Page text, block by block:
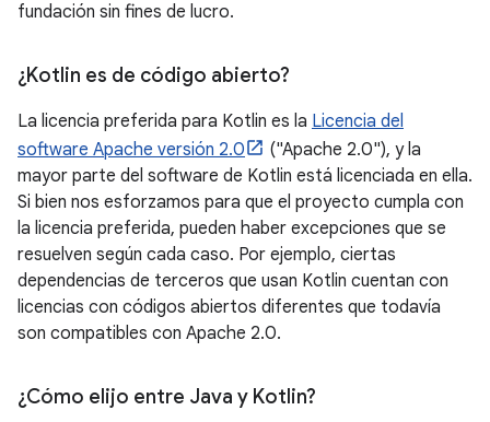
fundación sin fines de lucro.
¿Kotlin es de código abierto?
La licencia preferida para Kotlin es la Licencia del
software Apache versión 2.0
("Apache 2.0"), y la
mayor parte del software de Kotlin está licenciada en ella.
Si bien nos esforzamos para que el proyecto cumpla con
la licencia preferida, pueden haber excepciones que se
resuelven según cada caso. Por ejemplo, ciertas
dependencias de terceros que usan Kotlin cuentan con
licencias con códigos abiertos diferentes que todavía
son compatibles con Apache 2.0.
¿Cómo elijo entre Java y Kotlin?